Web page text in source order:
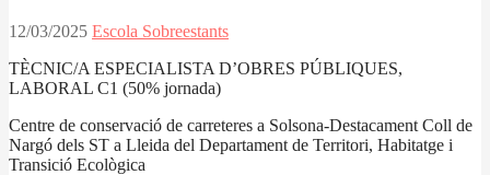
12/03/2025 Escola Sobreestants
TÈCNIC/A ESPECIALISTA D’OBRES PÚBLIQUES,
LABORAL C1 (50% jornada)
Centre de conservació de carreteres a Solsona-Destacament Coll de
Nargó dels ST a Lleida del Departament de Territori, Habitatge i
Transició Ecològica